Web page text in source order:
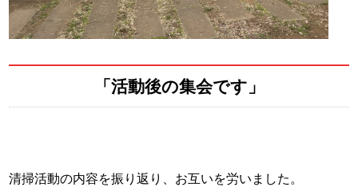
「活動後の集会です」
清掃活動の内容を振り返り、お互いを労いました。